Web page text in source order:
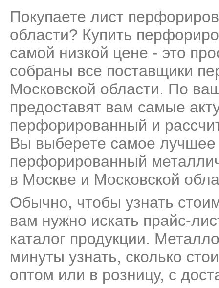
Покупаете лист
области? Купить
самой низкой цене - это
собраны все поставщики
Московской области. По
предоставят вам самые
перфорированный и
Вы выберете самое лучшее
перфорированный
в Москве и Московской
Обычно, чтобы узнать
вам нужно искать прайс-
каталог продукции.
минуты узнать, сколько
оптом или в розницу, с